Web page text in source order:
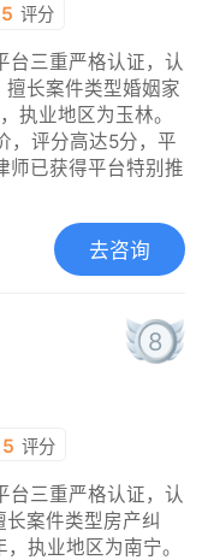
5 评分
台三重严格认证，认
长案件类型婚姻家
执业地区为玉林。
，评分高达5分，平
师已获得平台特别推
去咨询
8
5 评分
台三重严格认证，认
案件类型房产纠
执业地区为南宁。